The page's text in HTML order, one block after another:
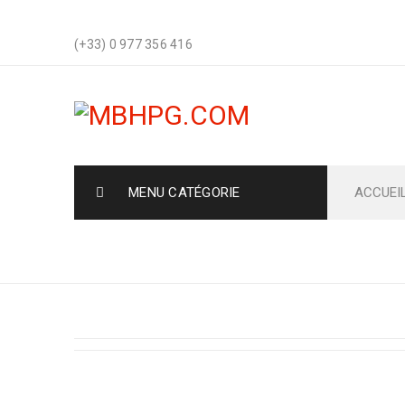
(+33) 0 977 356 416
MENU CATÉGORIE